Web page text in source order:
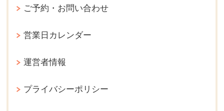
ご予約・お問い合わせ
営業日カレンダー
運営者情報
プライバシーポリシー